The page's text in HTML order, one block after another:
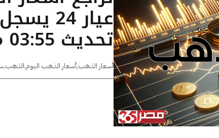
تحديث 03:55 مساءًا
أسعار الذهب,أسعار الذهب اليوم,الذهب,